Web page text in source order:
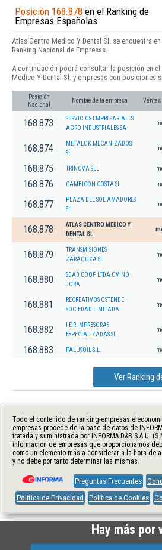
Posición 168.878 en el Ranking de
Empresas Españolas
Atlas Centro Medico Y Dental Sl. se encuentra
Ranking Nacional de Empresas.
A continuación podrá consultar la posición en
Medico Y Dental Sl. y empresas con posiciones
Posición
Nacional
Nombre de la empresa Ventas
168.873
SERVICIOS EMPRESARIALES
AGRO INDUSTRIALES SA
168.874
METALOK MECANIZADOS
SL
168.875 TRINOVA SLL
168.876 CAMBICON COSTA SL
168.877
PLAZA DEL SOL AMADORES
SL
168.878
ATLAS CENTRO MEDICO Y
DENTAL SL.
168.879
TRANSMISIONES
ZARAGOZA SL
168.880
SDAD COOP LTDA OVINO
JORA
168.881
RECREATIVOS OSTENDE
SOCIEDAD LIMITADA.
168.882
I E R IMPRESORAS
ESPECIALIZADAS SL
168.883 PALUSOIL S.L.
Ver Ranking
Todo el contenido de ranking-
empresas procede de la base de datos de
tratada y suministrada por INFORMA D&B S.A.U.
información de empresas que proporcionamos
como un elemento más a considerar a la hora de
y no debe por tanto determinar las mismas.
Preguntas Frecuentes
Política de Privacidad
Política de Cookies
Hay más por